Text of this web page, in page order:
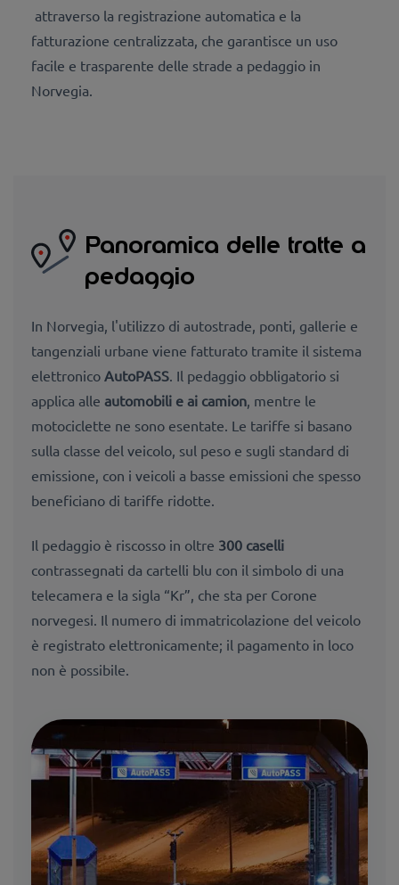
attraverso la registrazione automatica e la
fatturazione centralizzata, che garantisce un uso
facile e trasparente delle strade a pedaggio in
Norvegia.
Panoramica delle tratte a
pedaggio
In Norvegia, l'utilizzo di autostrade, ponti, gallerie e
tangenziali urbane viene fatturato tramite il sistema
elettronico AutoPASS . Il pedaggio obbligatorio si
applica alle automobili e ai camion , mentre le
motociclette ne sono esentate. Le tariffe si basano
sulla classe del veicolo, sul peso e sugli standard di
emissione, con i veicoli a basse emissioni che spesso
beneficiano di tariffe ridotte.
Il pedaggio è riscosso in oltre 300 caselli
contrassegnati da cartelli blu con il simbolo di una
telecamera e la sigla “Kr”, che sta per Corone
norvegesi. Il numero di immatricolazione del veicolo
è registrato elettronicamente; il pagamento in loco
non è possibile.